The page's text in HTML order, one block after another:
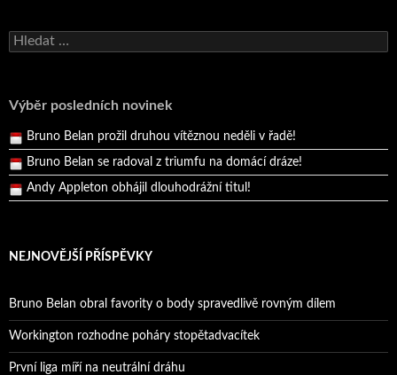
Vyhledávání
Výběr posledních novinek
Andy Appleton obhájil dlouhodrážní titul!
Bruno Belan se radoval z triumfu na domácí dráze!
Andy Appleton obhájil dlouhodrážní titul!
Reprezentační dvojice brala český titul!
NEJNOVĚJŠÍ PŘÍSPĚVKY
Bruno Belan obral favority o body spravedlivě rovným dílem
Workington rozhodne poháry stopětadvacítek
První liga míří na neutrální dráhu